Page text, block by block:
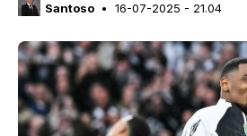
Santoso 16-07-2025 - 21.04